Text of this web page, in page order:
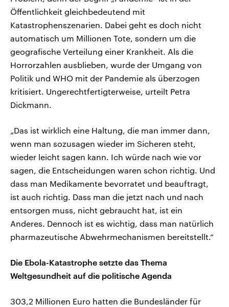
Öffentlichkeit gleichbedeutend mit
Katastrophenszenarien. Dabei geht es doch nicht
automatisch um Millionen Tote, sondern um die
geografische Verteilung einer Krankheit. Als die
Horrorzahlen ausblieben, wurde der Umgang von
Politik und WHO mit der Pandemie als überzogen
kritisiert. Ungerechtfertigterweise, urteilt Petra
Dickmann.
„Das ist wirklich eine Haltung, die man immer dann,
wenn man sozusagen wieder im Sicheren steht,
wieder leicht sagen kann. Ich würde nach wie vor
sagen, die Entscheidungen waren schon richtig. Und
dass man Medikamente bevorratet und beauftragt,
ist auch richtig. Dass man die jetzt nach und nach
entsorgen muss, nicht gebraucht hat, ist ein
Anderes. Dennoch ist es wichtig, dass man natürlich
pharmazeutische Abwehrmechanismen bereitstellt.“
Die Ebola-Katastrophe setzte das Thema
Weltgesundheit auf die politische Agenda
303,2 Millionen Euro hatten die Bundesländer für